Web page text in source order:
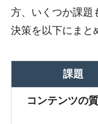
方、いくつか課題
決策を以下にまと
課題
コンテンツの